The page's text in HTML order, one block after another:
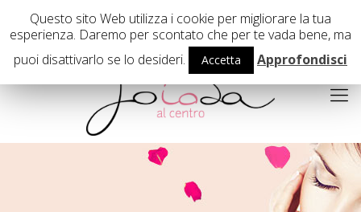
02 29407503
Questo sito Web utilizza i cookie per migliorare la tua
esperienza. Daremo per scontato che per te vada bene, ma
puoi disattivarlo se lo desideri.
Accetta Approfondisci